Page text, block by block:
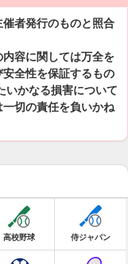
者発行のものと照合
容に関しては万全を
全性を保証するもの
いかなる損害について
切の責任を負いかね
高校野球 侍ジャパン